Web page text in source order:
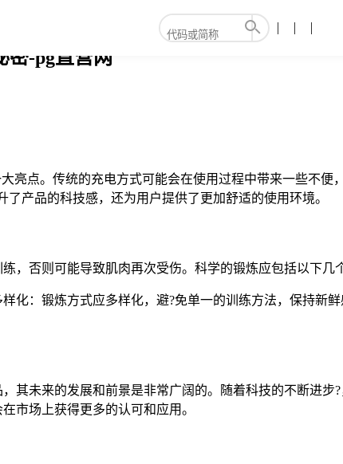
密-pg直营网
亮点。传统的充电方式可能会在使用过程中带来一些不
产品的科技感，还为用户提供了更加舒适的使用环境。
，否则可能导致肌肉再次受伤。科学的锻炼应包括以下几
化：锻炼方式应多样化，避?免单一的训练方法，保持新
其未来的发展和前景是非常广阔的。随着科技的不断进
市场上获得更多的认可和应用。